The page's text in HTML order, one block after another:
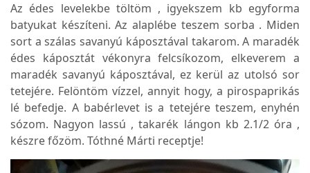
Az édes levelekbe töltöm , igyekszem kb egyforma
batyukat készíteni. Az alaplébe teszem sorba . Miden
sort a szálas savanyú káposztával takarom. A maradék
édes káposztát vékonyra felcsíkozom, elkeverem a
maradék savanyú káposztával, ez kerül az utolsó sor
tetejére. Felöntöm vízzel, annyit hogy, a pirospaprikás
lé befedje. A babérlevet is a tetejére teszem, enyhén
sózom. Nagyon lassú , takarék lángon kb 2.1/2 óra ,
készre főzöm. Tóthné Márti receptje!